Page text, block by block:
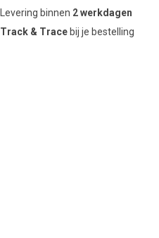
Levering binnen 2 werkdagen
Track & Trace bij je bestelling